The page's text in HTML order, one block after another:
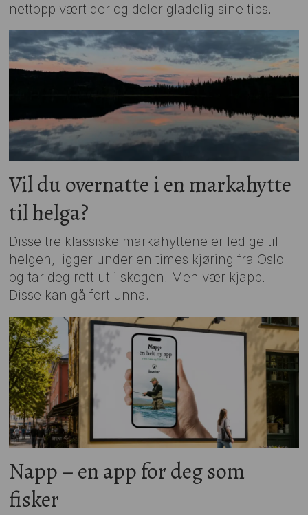
nettopp vært der og deler gladelig sine tips.
Vil du overnatte i en markahytte
til helga?
Disse tre klassiske markahyttene er ledige til
helgen, ligger under en times kjøring fra Oslo
og tar deg rett ut i skogen. Men vær kjapp.
Disse kan gå fort unna.
Napp – en app for deg som
fisker